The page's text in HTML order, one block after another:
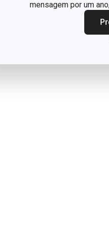
mensagem por um